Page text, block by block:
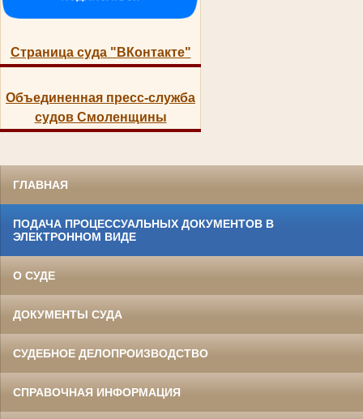
Страница суда "ВКонтакте"
Объединенная пресс-служба
судов Смоленщины
ГЛАВНАЯ
ПОДАЧА ПРОЦЕССУАЛЬНЫХ ДОКУМЕНТОВ В
ЭЛЕКТРОННОМ ВИДЕ
О СУДЕ
ДОКУМЕНТЫ СУДА
СУДЕБНОЕ ДЕЛОПРОИЗВОДСТВО
СПРАВОЧНАЯ ИНФОРМАЦИЯ